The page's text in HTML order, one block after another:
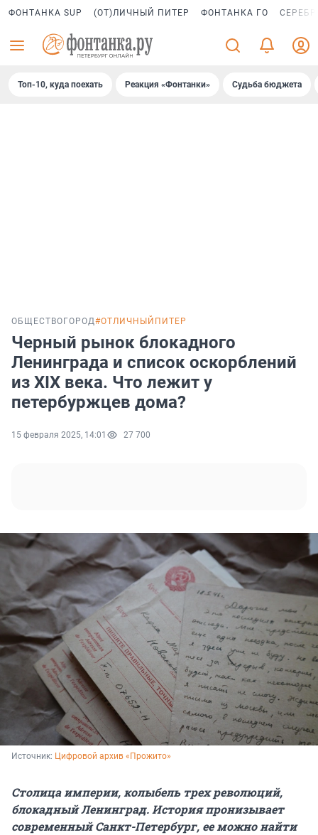
ФОНТАНКА SUP (ОТ)ЛИЧНЫЙ ПИТЕР ФОНТАНКА ГО
Топ-10, куда поехать Реакция «Фонтанки» Судьба бюджета
ОБЩЕСТВО ГОРОД#ОТЛИЧНЫЙПИТЕР
Черный рынок блокадного
Ленинграда и список оскорблений
из XIX века. Что лежит у
петербуржцев дома?
15 февраля 2025, 14:01 27 700
Источник: Цифровой архив «Прожито»
Столица империи, колыбель трех революций,
блокадный Ленинград. История пронизывает
современный Санкт-Петербург, ее можно найти